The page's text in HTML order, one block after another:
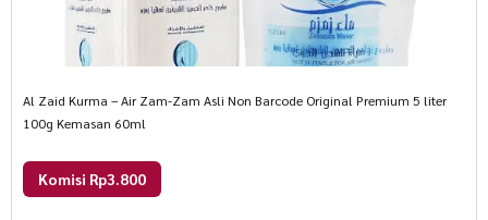
Al Zaid Kurma – Air Zam-Zam Asli Non Barcode Original Premium 5 liter
100g Kemasan 60ml
Komisi Rp3.800